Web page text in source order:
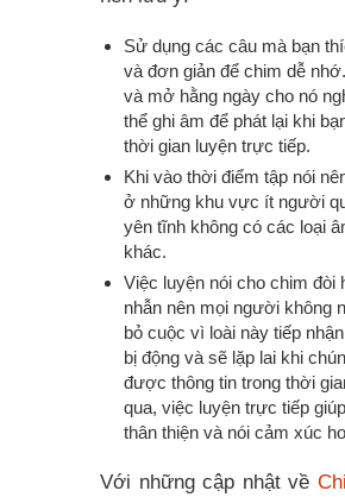
Sử dụng các câu mà bạn
và đơn giản để chim dễ
và mở hằng ngày cho nó
thể ghi âm để phát lại khi
thời gian luyện trực tiếp.
Khi vào thời điểm tập nói
ở những khu vực ít người
yên tĩnh không có các loại
khác.
Việc luyện nói cho chim đòi
nhẫn nên mọi người không
bỏ cuộc vì loài này tiếp
bị động và sẽ lặp lai khi
được thông tin trong thời
qua, việc luyện trực tiếp
thân thiện và nói cảm xúc
Với những cập nhật về